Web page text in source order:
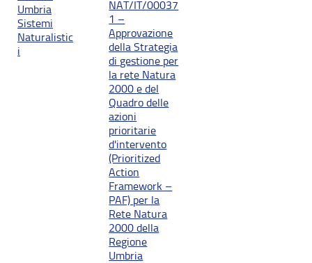
Umbria
Sistemi
Naturalistic
i
NAT/IT/00037
1 –
Approvazione
della Strategia
di gestione per
la rete Natura
2000 e del
Quadro delle
azioni
prioritarie
d'intervento
(Prioritized
Action
Framework –
PAF) per la
Rete Natura
2000 della
Regione
Umbria